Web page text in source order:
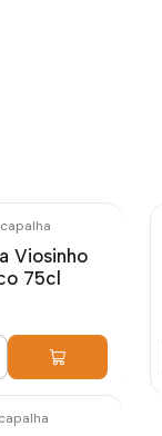
Viosinho
75cl